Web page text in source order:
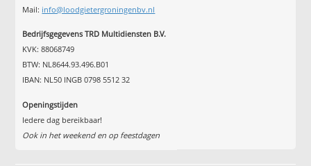
Mail: info@loodgietergroningenbv.nl
Bedrijfsgegevens TRD Multidiensten B.V.
KVK: 88068749
BTW: NL8644.93.496.B01
IBAN: NL50 INGB 0798 5512 32
Openingstijden
Iedere dag bereikbaar!
Ook in het weekend en op feestdagen